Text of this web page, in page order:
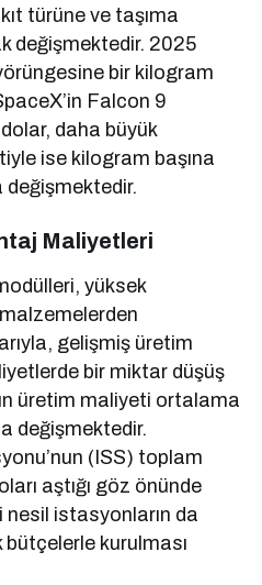
türüne ve taşıma
değişmektedir. 2025
bir kilogram
Falcon 9
daha büyük
ise kilogram başına
Maliyetleri
yüksek
malzemelerden
gelişmiş üretim
bir miktar düşüş
üretim maliyeti ortalama
değişmektedir.
(ISS) toplam
aştığı göz önünde
nesil istasyonların da
kurulması